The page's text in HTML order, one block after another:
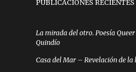
PUBLICACIONES RECIENTES
La mirada del otro. Poesía
Quindío
Casa del Mar – Revelación de la